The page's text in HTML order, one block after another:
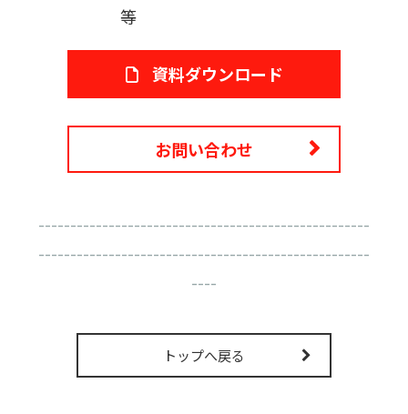
等
資料ダウンロード
お問い合わせ
----------------------------------------------------
----------------------------------------------------
----
トップへ戻る